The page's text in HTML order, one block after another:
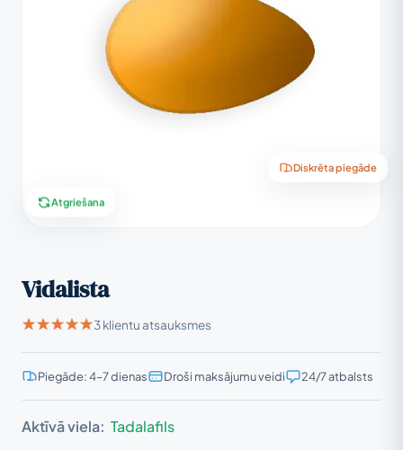
Diskrēta piegāde
Atgriešana
Vidalista
3 klientu atsauksmes
Piegāde: 4–7 dienas Droši maksājumu veidi 24/7 atbalsts
Aktīvā viela: Tadalafils